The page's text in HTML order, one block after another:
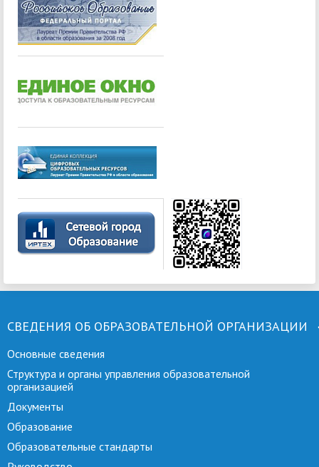
СВЕДЕНИЯ ОБ ОБРАЗОВАТЕЛЬНОЙ ОРГАНИЗАЦИИ
Основные сведения
Структура и органы управления образовательной
организацией
Документы
Образование
Образовательные стандарты